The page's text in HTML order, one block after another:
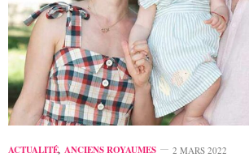
ACTUALITÉ, ANCIENS ROYAUMES 2 MARS 2022